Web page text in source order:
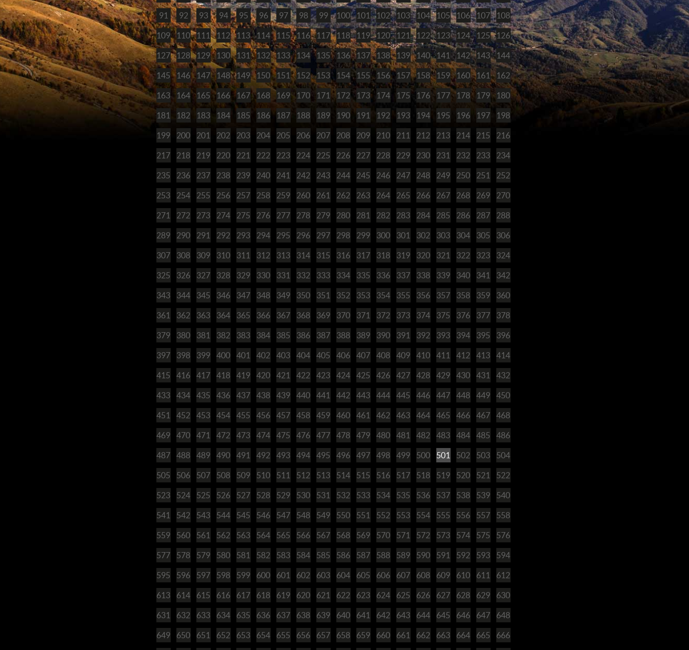
91 92 93 94 95 96 97 98 99 100 101 102 103 104 105 106 107 108
109 110 111 112 113 114 115 116 117 118 119 120 121 122 123 124 125 126
127 128 129 130 131 132 133 134 135 136 137 138 139 140 141 142 143 144
145 146 147 148 149 150 151 152 153 154 155 156 157 158 159 160 161 162
163 164 165 166 167 168 169 170 171 172 173 174 175 176 177 178 179 180
181 182 183 184 185 186 187 188 189 190 191 192 193 194 195 196 197 198
199 200 201 202 203 204 205 206 207 208 209 210 211 212 213 214 215 216
217 218 219 220 221 222 223 224 225 226 227 228 229 230 231 232 233 234
235 236 237 238 239 240 241 242 243 244 245 246 247 248 249 250 251 252
253 254 255 256 257 258 259 260 261 262 263 264 265 266 267 268 269 270
271 272 273 274 275 276 277 278 279 280 281 282 283 284 285 286 287 288
289 290 291 292 293 294 295 296 297 298 299 300 301 302 303 304 305 306
307 308 309 310 311 312 313 314 315 316 317 318 319 320 321 322 323 324
325 326 327 328 329 330 331 332 333 334 335 336 337 338 339 340 341 342
343 344 345 346 347 348 349 350 351 352 353 354 355 356 357 358 359 360
361 362 363 364 365 366 367 368 369 370 371 372 373 374 375 376 377 378
379 380 381 382 383 384 385 386 387 388 389 390 391 392 393 394 395 396
397 398 399 400 401 402 403 404 405 406 407 408 409 410 411 412 413 414
415 416 417 418 419 420 421 422 423 424 425 426 427 428 429 430 431 432
433 434 435 436 437 438 439 440 441 442 443 444 445 446 447 448 449 450
451 452 453 454 455 456 457 458 459 460 461 462 463 464 465 466 467 468
469 470 471 472 473 474 475 476 477 478 479 480 481 482 483 484 485 486
487 488 489 490 491 492 493 494 495 496 497 498 499 500 501 502 503 504
505 506 507 508 509 510 511 512 513 514 515 516 517 518 519 520 521 522
523 524 525 526 527 528 529 530 531 532 533 534 535 536 537 538 539 540
541 542 543 544 545 546 547 548 549 550 551 552 553 554 555 556 557 558
559 560 561 562 563 564 565 566 567 568 569 570 571 572 573 574 575 576
577 578 579 580 581 582 583 584 585 586 587 588 589 590 591 592 593 594
595 596 597 598 599 600 601 602 603 604 605 606 607 608 609 610 611 612
613 614 615 616 617 618 619 620 621 622 623 624 625 626 627 628 629 630
631 632 633 634 635 636 637 638 639 640 641 642 643 644 645 646 647 648
649 650 651 652 653 654 655 656 657 658 659 660 661 662 663 664 665 666